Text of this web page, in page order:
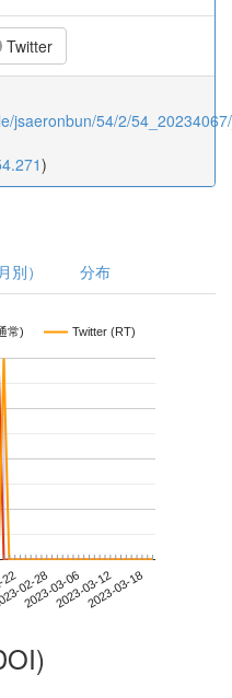
Twitter
jsaeronbun/54/2/
)
別） 分布
常) Twitter (RT)
02-28
2023-03-062023-03-122023-03-18